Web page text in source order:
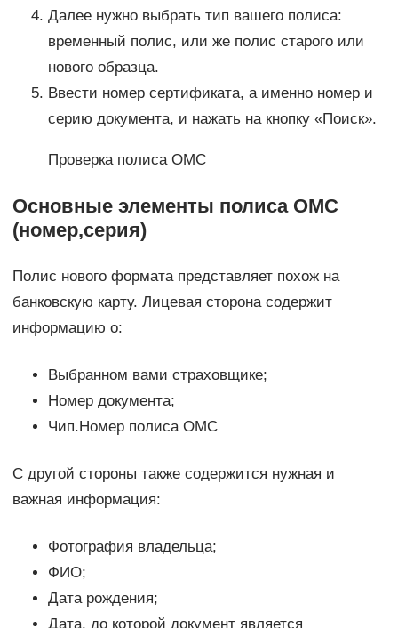
Далее нужно выбрать тип вашего полиса:
временный полис, или же полис старого или
нового образца.
Ввести номер сертификата, а именно номер и
серию документа, и нажать на кнопку «Поиск».
Проверка полиса ОМС
Основные элементы полиса ОМС
(номер,серия)
Полис нового формата представляет похож на
банковскую карту. Лицевая сторона содержит
информацию о:
Выбранном вами страховщике;
Номер документа;
Чип.Номер полиса ОМС
С другой стороны также содержится нужная и
важная информация:
Фотография владельца;
ФИО;
Дата рождения;
Дата, до которой документ является